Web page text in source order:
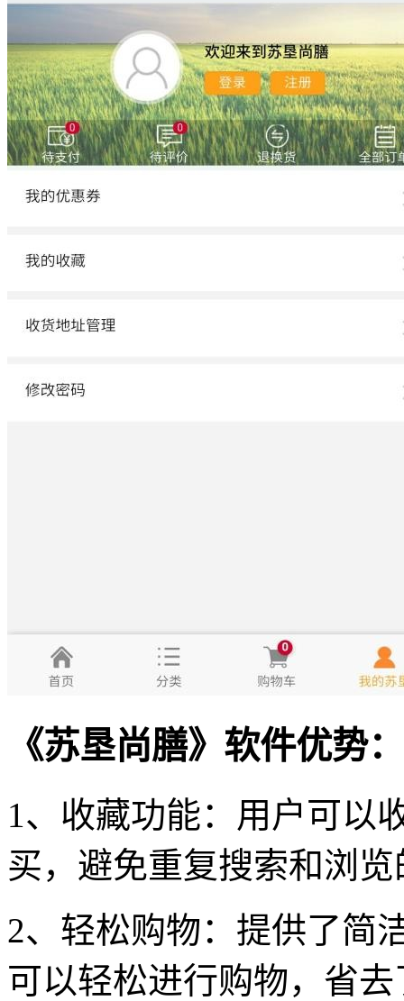
《苏垦尚膳》软件优势：
1、收藏功能：用户可以
买，避免重复搜索和浏
2、轻松购物：提供了简
可以轻松进行购物，省